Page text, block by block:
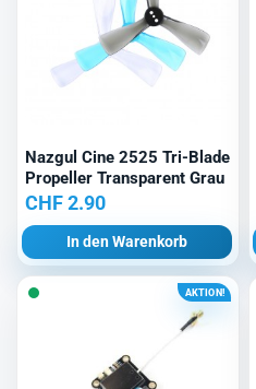
Nazgul Cine 2525 Tri-Blade
Propeller Transparent Grau
CHF2.90
In den Warenkorb
AKTION!